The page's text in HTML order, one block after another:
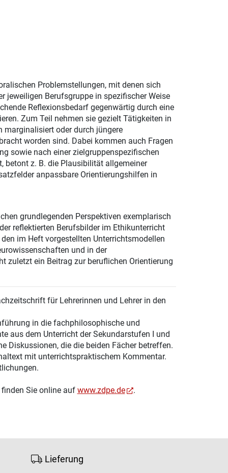
Problemstellungen, mit denen sich
jeweiligen Berufsgruppe in spezifischer Weise
Reflexionsbedarf gegenwärtig durch eine
Zum Teil nehmen sie gezielt Tätigkeiten in
marginalisiert oder durch jüngere
worden sind. Dabei kommen auch Fragen
sowie nach einer zielgruppenspezifischen
betont z. B. die Plausibilität allgemeiner
anpassbare Orientierungshilfen in
grundlegenden Perspektiven exemplarisch
reflektierten Berufsbilder im Ethikunterricht
im Heft vorgestellten Unterrichtsmodellen
und in der
zuletzt ein Beitrag zur beruflichen Orientierung
für Lehrerinnen und Lehrer in den
in die fachphilosophische und
aus dem Unterricht der Sekundarstufen I und
Diskussionen, die die beiden Fächer betreffen.
mit unterrichtspraktischem Kommentar.
Sie online auf www.zdpe.de .
Lieferung